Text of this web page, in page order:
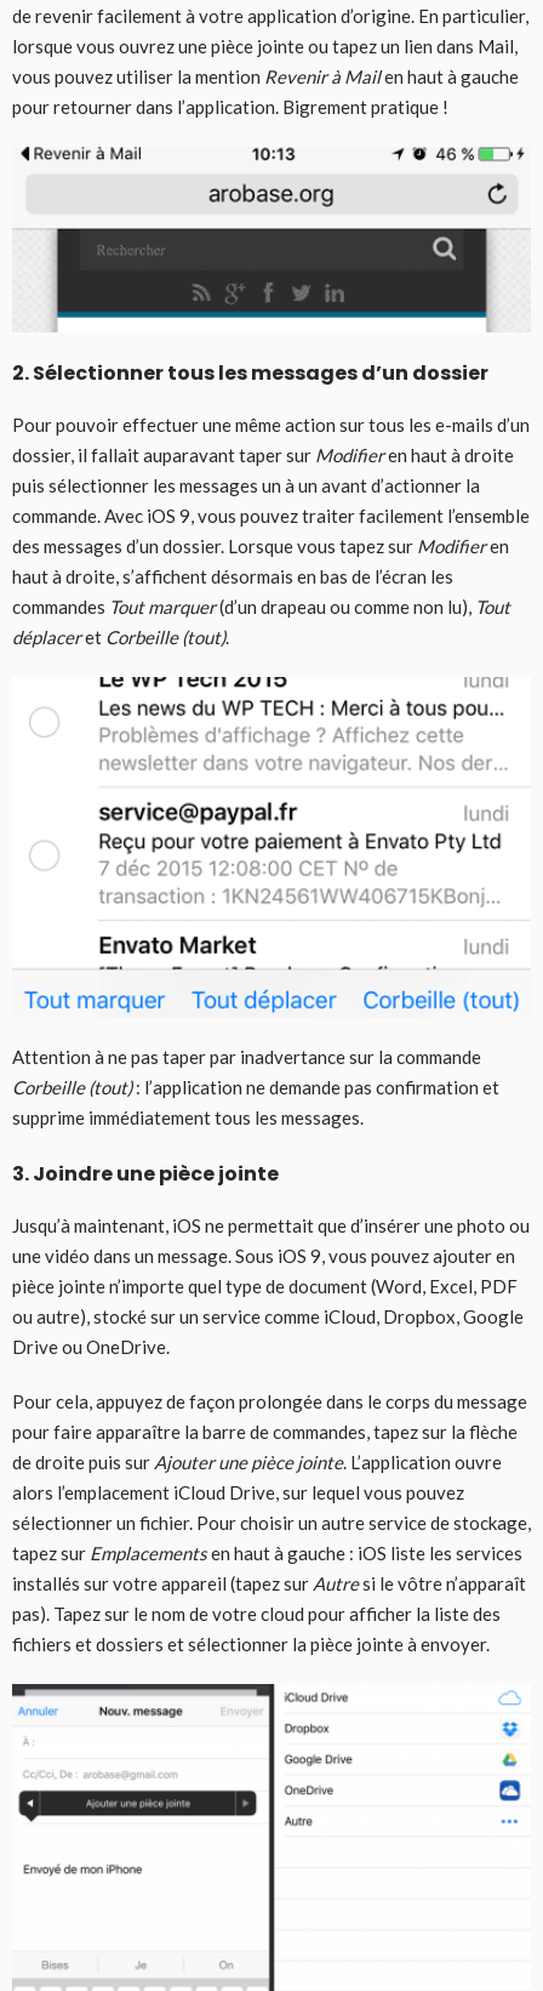
de revenir facilement à votre application d’origine. En particulier,
lorsque vous ouvrez une pièce jointe ou tapez un lien dans Mail,
vous pouvez utiliser la mention Revenir à Mailen haut à gauche
pour retourner dans l’application. Bigrement pratique !
2. Sélectionner tous les messages d’un dossier
Pour pouvoir effectuer une même action sur tous les e-mails d’un
dossier, il fallait auparavant taper sur Modifieren haut à droite
puis sélectionner les messages un à un avant d’actionner la
commande. Avec iOS 9, vous pouvez traiter facilement l’ensemble
des messages d’un dossier. Lorsque vous tapez sur Modifieren
haut à droite, s’affichent désormais en bas de l’écran les
commandes Tout marquer(d’un drapeau ou comme non lu), Tout
déplaceret Corbeille (tout).
Attention à ne pas taper par inadvertance sur la commande
Corbeille (tout): l’application ne demande pas confirmation et
supprime immédiatement tous les messages.
3. Joindre une pièce jointe
Jusqu’à maintenant, iOS ne permettait que d’insérer une photo ou
une vidéo dans un message. Sous iOS 9, vous pouvez ajouter en
pièce jointe n’importe quel type de document (Word, Excel, PDF
ou autre), stocké sur un service comme iCloud, Dropbox, Google
Drive ou OneDrive.
Pour cela, appuyez de façon prolongée dans le corps du message
pour faire apparaître la barre de commandes, tapez sur la flèche
de droite puis sur Ajouter une pièce jointe. L’application ouvre
alors l’emplacement iCloud Drive, sur lequel vous pouvez
sélectionner un fichier. Pour choisir un autre service de stockage,
tapez sur Emplacementsen haut à gauche : iOS liste les services
installés sur votre appareil (tapez sur Autresi le vôtre n’apparaît
pas). Tapez sur le nom de votre cloud pour afficher la liste des
fichiers et dossiers et sélectionner la pièce jointe à envoyer.